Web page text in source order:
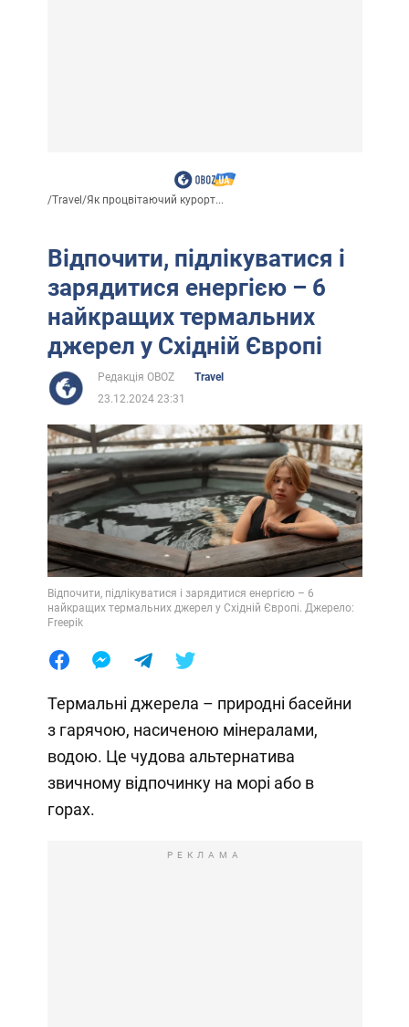
/Travel /Як процвітаючий курорт...
Відпочити, підлікуватися і
зарядитися енергією – 6
найкращих термальних
джерел у Східній Європі
Редакція OBOZ
Travel
23.12.2024 23:31
Відпочити, підлікуватися і зарядитися енергією – 6
найкращих термальних джерел у Східній Європі. Джерело:
Freepik
Термальні джерела – природні басейни
з гарячою, насиченою мінералами,
водою. Це чудова альтернатива
звичному відпочинку на морі або в
горах.
РЕКЛАМА